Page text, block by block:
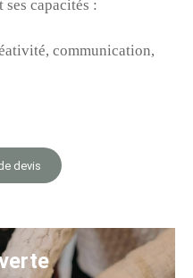
capacités :
communication,
devis